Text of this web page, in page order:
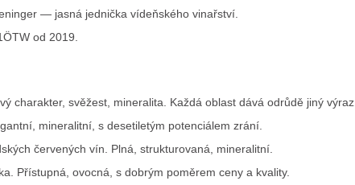
u
— jasná jednička vídeňského vinařství.
od 2019.
charakter, svěžest, mineralita. Každá oblast dává odrůdě jiný výraz.
mineralitní, s desetiletým potenciálem zrání.
červených vín. Plná, strukturovaná, mineralitní.
Přístupná, ovocná, s dobrým poměrem ceny a kvality.